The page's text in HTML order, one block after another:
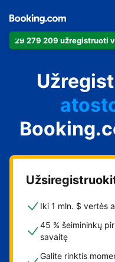
29 279 209 užregistruoti
Iki 1 mln. $ vertės
45 % šeimininkų
savaitę
Galite rinktis